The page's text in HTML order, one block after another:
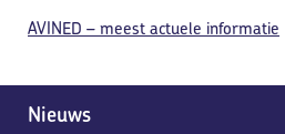
Nieuws
AVINED – meest actuele informatie